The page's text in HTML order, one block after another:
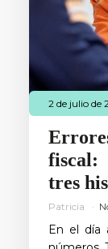
2 de julio de
fiscal:
tres
Patricia
En el día